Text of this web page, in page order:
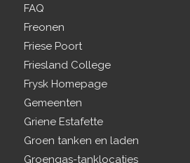
FAQ
Freonen
Friese Poort
Friesland College
Frysk Homepage
Gemeenten
Griene Estafette
Groen tanken en laden
Groengas-tanklocaties